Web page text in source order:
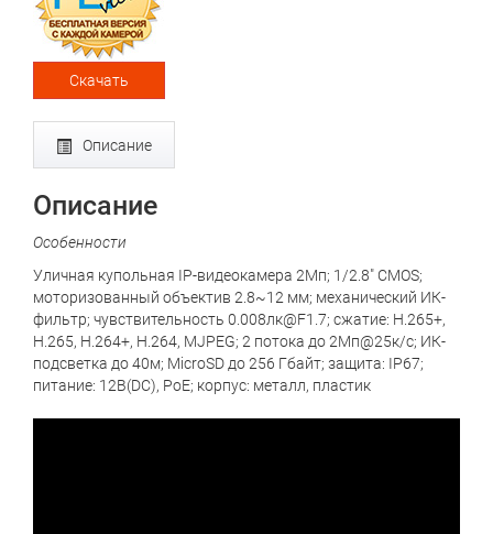
Скачать
Описание
Описание
Особенности
Уличная купольная IP-видеокамера 2Мп; 1/2.8" CMOS;
моторизованный объектив 2.8~12 мм; механический ИК-
фильтр; чувствительность 0.008лк@F1.7; сжатие: H.265+,
H.265, H.264+, H.264, MJPEG; 2 потока до 2Мп@25к/с; ИК-
подсветка до 40м; MicroSD до 256 Гбайт; защита: IP67;
питание: 12В(DC), PoE; корпус: металл, пластик